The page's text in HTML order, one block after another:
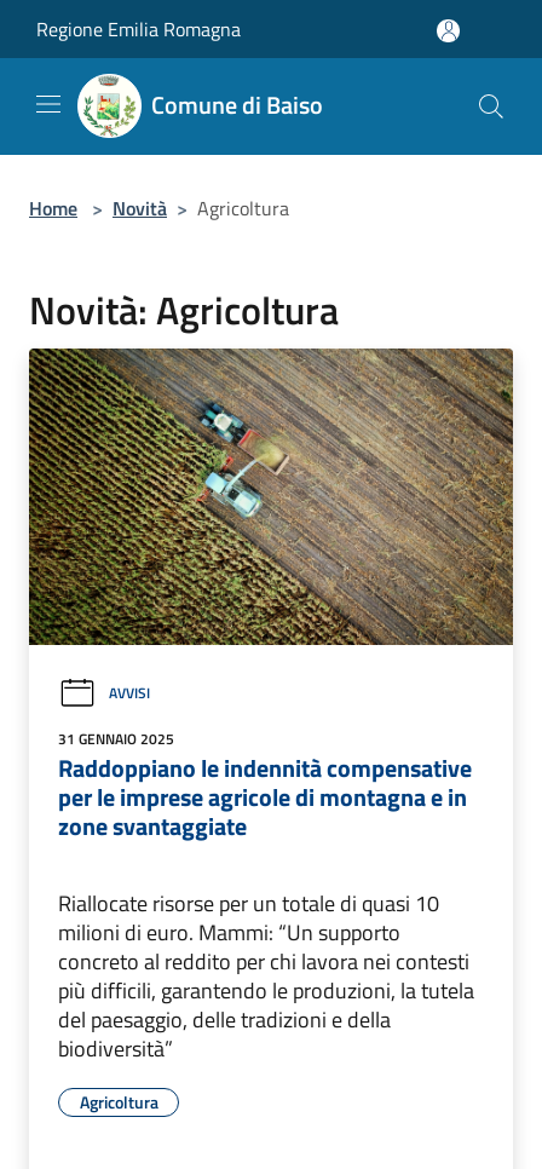
Regione Emilia Romagna
Comune di Baiso
Home > Novità > Agricoltura
Novità: Agricoltura
AVVISI
31 GENNAIO 2025
Raddoppiano le indennità compensative
per le imprese agricole di montagna e in
zone svantaggiate
Riallocate risorse per un totale di quasi 10
milioni di euro. Mammi: “Un supporto
concreto al reddito per chi lavora nei contesti
più difficili, garantendo le produzioni, la tutela
del paesaggio, delle tradizioni e della
biodiversità”
Agricoltura